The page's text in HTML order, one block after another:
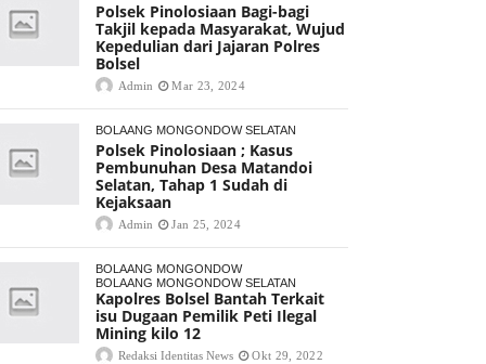
Polsek Pinolosiaan Bagi-bagi
Takjil kepada Masyarakat, Wujud
Kepedulian dari Jajaran Polres
Bolsel
Admin Mar 23, 2024
BOLAANG MONGONDOW SELATAN
Polsek Pinolosiaan ; Kasus
Pembunuhan Desa Matandoi
Selatan, Tahap 1 Sudah di
Kejaksaan
Admin Jan 25, 2024
BOLAANG MONGONDOW
BOLAANG MONGONDOW SELATAN
Kapolres Bolsel Bantah Terkait
isu Dugaan Pemilik Peti Ilegal
Mining kilo 12
Redaksi Identitas News Okt 29, 2022